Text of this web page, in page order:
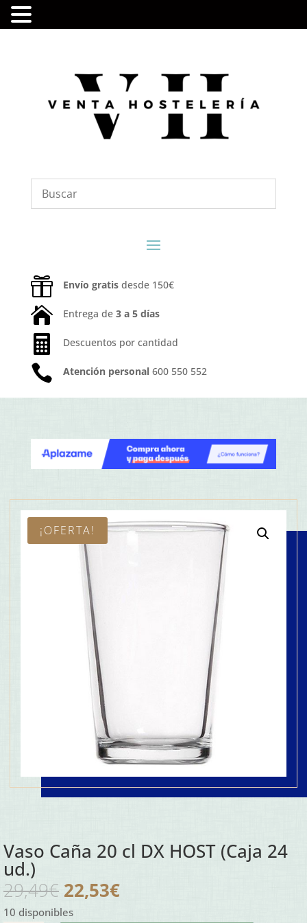
 Envío gratisdesde 150€
 Entrega de 3 a 5 días
 Descuentos por cantidad
 Atención personal600 550 552
¡OFERTA!
Vaso Caña 20 cl DX HOST (Caja 24
ud.)
29,49€ El
precio
22,53€El
10 disponibles